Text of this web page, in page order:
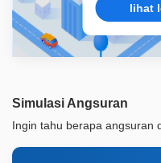
lihat
Simulasi Angsuran
Ingin tahu berapa angsuran